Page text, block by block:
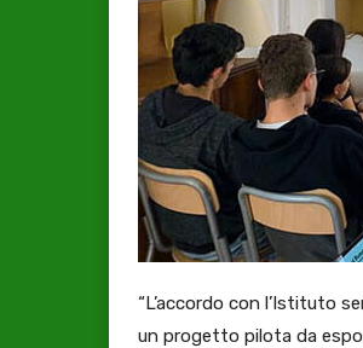
“L’accordo con l’Istituto
un progetto pilota da